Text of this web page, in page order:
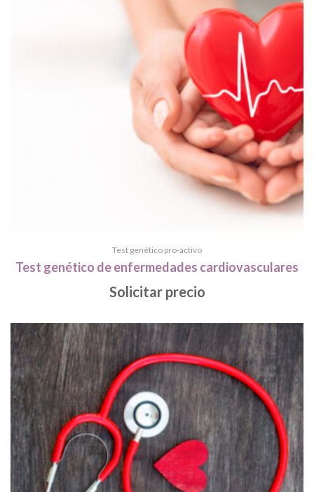
Test genético pro-activo
Test genético de enfermedades cardiovasculares
Solicitar precio